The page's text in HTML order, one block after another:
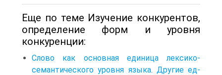
Еще по теме Изучение конкурентов,
определение форм и уровня
конкуренции:
Слово как основная единица лексико-
семантического уровня языка. Другие ед-